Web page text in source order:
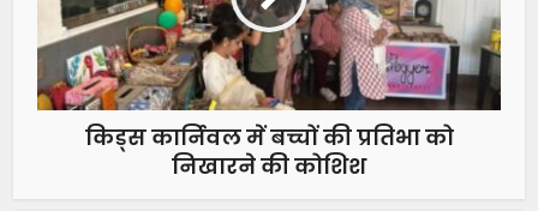
किड्स कार्निवल में बच्चों की प्रतिभा को
निखारने की कोशिश